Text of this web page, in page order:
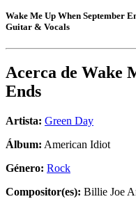
Wake Me Up When September
Guitar & Vocals
Acerca de Wake
Ends
Artista: Green Day
Álbum: American Idiot
Género: Rock
Compositor(es): Billie Joe